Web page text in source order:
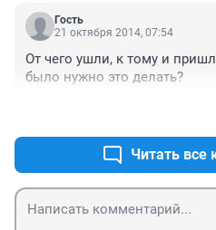
Гость
21 октября 2014, 07:54
От чего ушли, к тому и
было нужно это делать?
Читать все